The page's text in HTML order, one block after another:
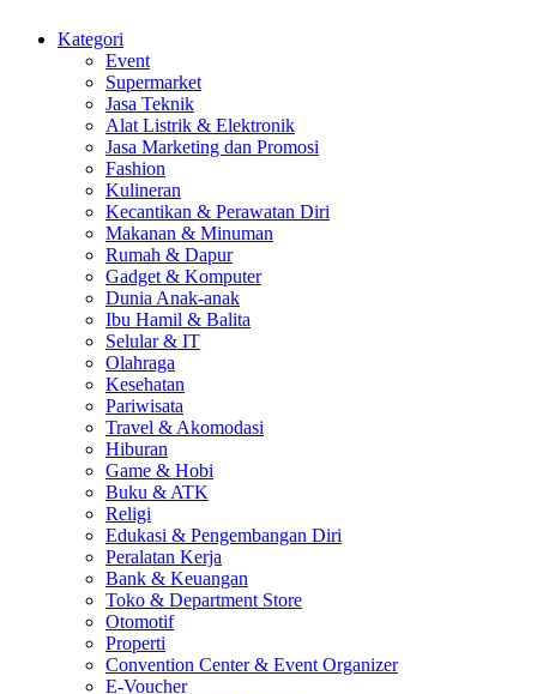
Kategori
Event
Supermarket
Jasa Teknik
Alat Listrik & Elektronik
Jasa Marketing dan Promosi
Fashion
Kulineran
Kecantikan & Perawatan Diri
Makanan & Minuman
Rumah & Dapur
Gadget & Komputer
Dunia Anak-anak
Ibu Hamil & Balita
Selular & IT
Olahraga
Kesehatan
Pariwisata
Travel & Akomodasi
Hiburan
Game & Hobi
Buku & ATK
Religi
Edukasi & Pengembangan Diri
Peralatan Kerja
Bank & Keuangan
Toko & Department Store
Otomotif
Properti
Convention Center & Event Organizer
E-Voucher